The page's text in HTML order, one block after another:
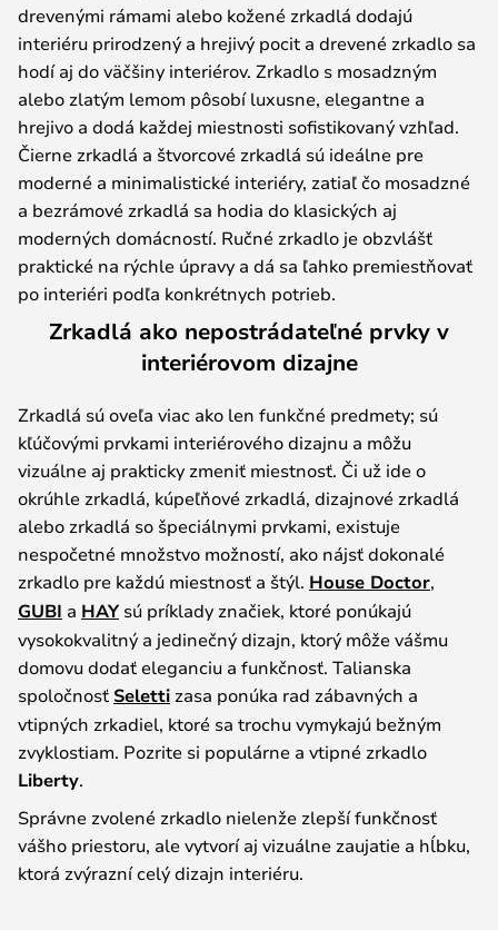
drevenými rámami alebo kožené zrkadlá dodajú
interiéru prirodzený a hrejivý pocit a drevené zrkadlo sa
hodí aj do väčšiny interiérov. Zrkadlo s mosadzným
alebo zlatým lemom pôsobí luxusne, elegantne a
hrejivo a dodá každej miestnosti sofistikovaný vzhľad.
Čierne zrkadlá a štvorcové zrkadlá sú ideálne pre
moderné a minimalistické interiéry, zatiaľ čo mosadzné
a bezrámové zrkadlá sa hodia do klasických aj
moderných domácností. Ručné zrkadlo je obzvlášť
praktické na rýchle úpravy a dá sa ľahko premiestňovať
po interiéri podľa konkrétnych potrieb.
Zrkadlá ako nepostrádateľné prvky v
interiérovom dizajne
Zrkadlá sú oveľa viac ako len funkčné predmety; sú
kľúčovými prvkami interiérového dizajnu a môžu
vizuálne aj prakticky zmeniť miestnosť. Či už ide o
okrúhle zrkadlá, kúpeľňové zrkadlá, dizajnové zrkadlá
alebo zrkadlá so špeciálnymi prvkami, existuje
nespočetné množstvo možností, ako nájsť dokonalé
zrkadlo pre každú miestnosť a štýl. House Doctor,
GUBI a HAY sú príklady značiek, ktoré ponúkajú
vysokokvalitný a jedinečný dizajn, ktorý môže vášmu
domovu dodať eleganciu a funkčnosť. Talianska
spoločnosť Seletti zasa ponúka rad zábavných a
vtipných zrkadiel, ktoré sa trochu vymykajú bežným
zvyklostiam. Pozrite si populárne a vtipné zrkadlo
Liberty.
Správne zvolené zrkadlo nielenže zlepší funkčnosť
vášho priestoru, ale vytvorí aj vizuálne zaujatie a hĺbku,
ktorá zvýrazní celý dizajn interiéru.